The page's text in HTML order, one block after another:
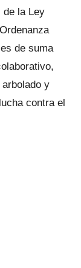
de la Ley
de suma
y
contra el